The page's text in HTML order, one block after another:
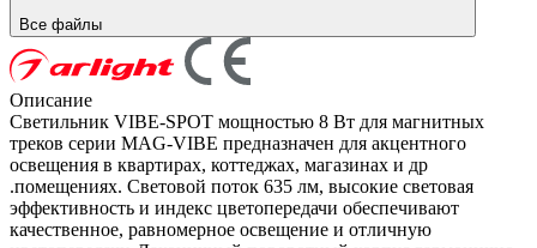
Все файлы
Описание
Светильник VIBE-SPOT мощностью 8 Вт для магнитных
треков серии MAG-VIBE предназначен для акцентного
освещения в квартирах, коттеджах, магазинах и др
.помещениях. Световой поток 635 лм, высокие световая
эффективность и индекс цветопередачи обеспечивают
качественное, равномерное освещение и отличную